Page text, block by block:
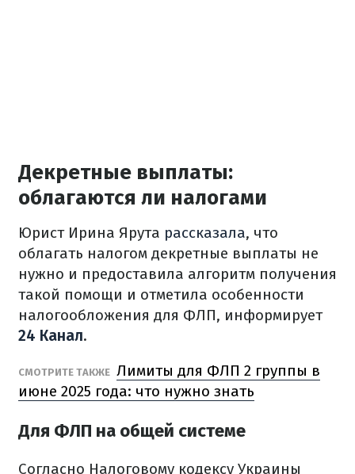
Декретные выплаты:
облагаются ли налогами
Юрист Ирина Ярута рассказала, что
облагать налогом декретные выплаты не
нужно и предоставила алгоритм получения
такой помощи и отметила особенности
налогообложения для ФЛП, информирует
24 Канал.
СМОТРИТЕ ТАКЖЕ Лимиты для ФЛП 2 группы в
июне 2025 года: что нужно знать
Для ФЛП на общей системе
Согласно Налоговому кодексу Украины